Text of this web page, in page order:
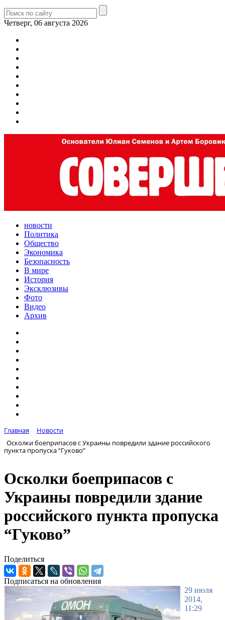
Четверг, 06 августа 2026
новости
Политика
Общество
Экономика
Безопасность
В мире
История
Эксклюзивы
Фото
Видео
Архив
Главная
Новости
Осколки боеприпасов с Украины повредили здание российского
пункта пропуска “Гуково”
Осколки боеприпасов с
Украины повредили здание
российского пункта пропуска
“Гуково”
Поделиться
Подписаться на обновления
29 июля
2014,
11:29